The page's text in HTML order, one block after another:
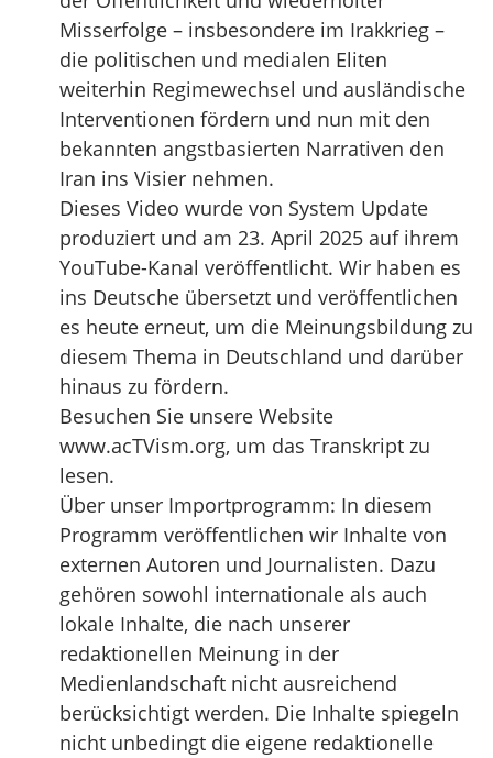
Misserfolge – insbesondere im Irakkrieg –
die politischen und medialen Eliten
weiterhin Regimewechsel und ausländische
Interventionen fördern und nun mit den
bekannten angstbasierten Narrativen den
Iran ins Visier nehmen.
Dieses Video wurde von System Update
produziert und am 23. April 2025 auf ihrem
YouTube-Kanal veröffentlicht. Wir haben es
ins Deutsche übersetzt und veröffentlichen
es heute erneut, um die Meinungsbildung zu
diesem Thema in Deutschland und darüber
hinaus zu fördern.
Besuchen Sie unsere Website
www.acTVism.org, um das Transkript zu
lesen.
Über unser Importprogramm: In diesem
Programm veröffentlichen wir Inhalte von
externen Autoren und Journalisten. Dazu
gehören sowohl internationale als auch
lokale Inhalte, die nach unserer
redaktionellen Meinung in der
Medienlandschaft nicht ausreichend
berücksichtigt werden. Die Inhalte spiegeln
nicht unbedingt die eigene redaktionelle